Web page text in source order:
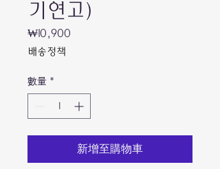
기연고)
₩10,900
배송정책
數量 *
新增至購物車